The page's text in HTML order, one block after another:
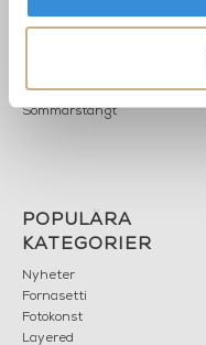
Om oss
Kontakta oss
Sommarstängt
POPULÄRA
KATEGORIER
Nyheter
Fornasetti
Fotokonst
Layered